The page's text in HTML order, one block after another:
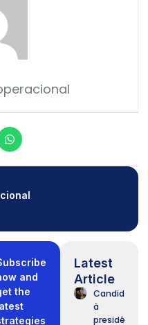
and
the
Latest
Article
Candidatos
à
presidência